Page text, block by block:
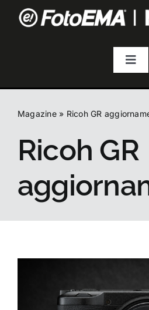
Fotografia
Droni
La foto del mese
Magazine» Ricoh GR
Ricoh GR